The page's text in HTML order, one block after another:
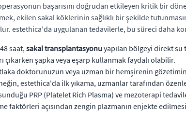
başarısını doğrudan etkileyen kritik bir
ekilen sakal köklerinin sağlıklı bir şekilde
estethica'da uygulanan tedavilerle, bu süreci daha
saat, sakal transplantasyonu yapılan bölgeyi direkt su
çıkarken şapka veya eşarp kullanmak faydalı olabilir.
doktorunuzun veya uzman bir hemşirenin
estethica'da ilk yıkama, uzmanlar tarafından özenle
PRP (Platelet Rich Plasma) ve mezoterapi
faktörleri açısından zengin plazmanın enjekte